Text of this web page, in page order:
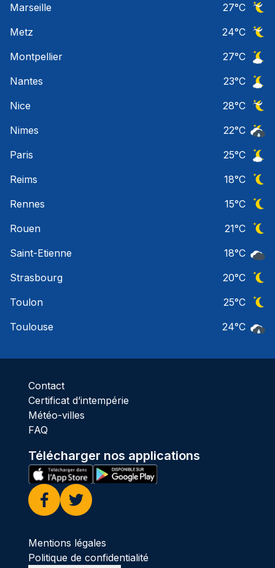
Marseille
27°C
Metz
24°C
Montpellier
27°C
Nantes
23°C
Nice
28°C
Nimes
22°C
Paris
25°C
Reims
18°C
Rennes
15°C
Rouen
21°C
Saint-Etienne
18°C
Strasbourg
20°C
Toulon
25°C
Toulouse
24°C
Contact
Certificat d’intempérie
Météo-villes
FAQ
Télécharger nos applications
Facebook
Twitter
Mentions légales
Politique de confidentialité